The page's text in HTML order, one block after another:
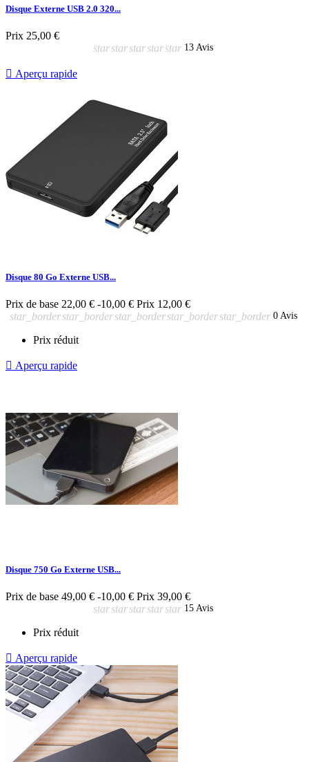
Disque Externe USB 2.0 320...
Prix 25,00 €
starstarstarstarstar 13 Avis
 Aperçu rapide
Disque 80 Go Externe USB...
Prix de base 22,00 € -10,00 € Prix 12,00 €
star_borderstar_borderstar_borderstar_borderstar_border 0 Avis
Prix réduit
 Aperçu rapide
Disque 750 Go Externe USB...
Prix de base 49,00 € -10,00 € Prix 39,00 €
starstarstarstarstar 15 Avis
Prix réduit
 Aperçu rapide